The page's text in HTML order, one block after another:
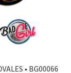
• BG00066